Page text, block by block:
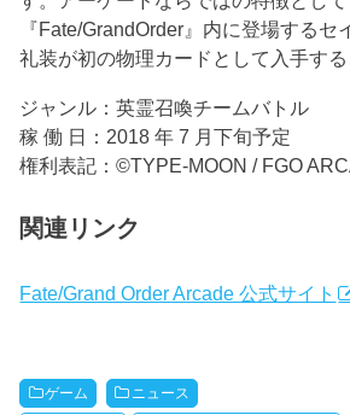
『Fate/GrandOrder』内に登場するセ
礼装が初の物理カードとして入手する
ジャンル：英霊召喚チームバトル
稼 働 日：2018 年 7 月下旬予定
権利表記：©TYPE-MOON / FGO
関連リンク
Fate/Grand Order Arcade 公式サイト
ゲーム ニュース